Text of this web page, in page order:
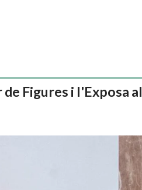
Figures i l'Exposa al